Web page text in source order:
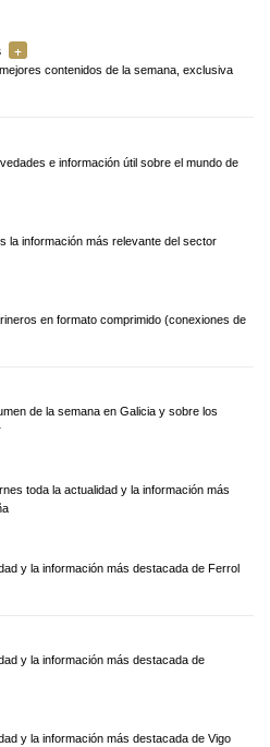
contenidos de la semana, exclusiva
e información útil sobre el mundo de
la información más relevante del sector
en formato comprimido (conexiones de
de la semana en Galicia y sobre los
toda la actualidad y la información más
y la información más destacada de Ferrol
y la información más destacada de
y la información más destacada de Vigo